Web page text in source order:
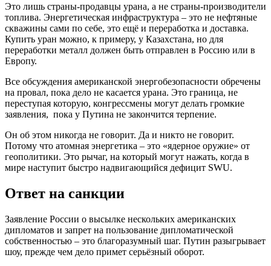
Это лишь страны-продавцы урана, а не страны-производители
топлива. Энергетическая инфраструктура – это не нефтяные
скважины сами по себе, это ещё и переработка и доставка.
Купить уран можно, к примеру, у Казахстана, но для
переработки металл должен быть отправлен в Россию или в
Европу.
Все обсуждения американской энергобезопасности обречены
на провал, пока дело не касается урана. Это граница, не
переступая которую, конгрессмены могут делать громкие
заявления, пока у Путина не закончится терпение.
Он об этом никогда не говорит. Да и никто не говорит.
Потому что атомная энергетика – это «ядерное оружие» от
геополитики. Это рычаг, на который могут нажать, когда в
мире наступит быстро надвигающийся дефицит SWU.
Ответ на санкции
Заявление России о высылке нескольких американских
дипломатов и запрет на пользование дипломатической
собственностью – это благоразумный шаг. Путин разыгрывает
шоу, прежде чем дело примет серьёзный оборот.